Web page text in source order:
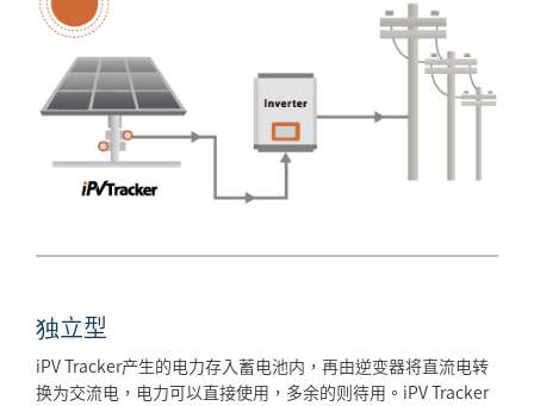
独立型
iPV Tracker产生的电力存入蓄电池内，再由逆变器将直流电转
换为交流电，电力可以直接使用，多余的则待用。iPV Tracker